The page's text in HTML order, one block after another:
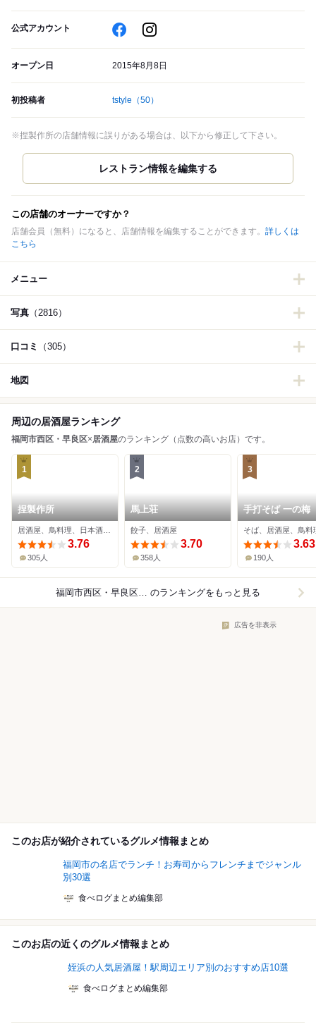
公式アカウント
オープン日 2015年8月8日
初投稿者 tstyle （50）
※捏製作所の店舗情報に誤りがある場合は、以下から修正して下さい。
この店舗のオーナーですか？
店舗会員（無料）になると、店舗情報を編集することができます。 詳しくは
こちら
メニュー
写真 （2816）
口コミ （305）
地図
周辺の居酒屋ランキング
福岡市西区・早良区×居酒屋のランキング（点数の高いお店）です。
1
捏製作所
3.76
305人
2
馬上荘
餃子、居酒屋
3.70
358人
3
手打そば 一の梅
そば、居酒屋、鳥料
3.63
190人
福岡市西区・早良区×居酒屋 のランキングをもっと見る
広告を非表示
このお店が紹介されているグルメ情報まとめ
福岡市の名店でランチ！お寿司からフレンチまでジャンル
別30選
食べログまとめ編集部
このお店の近くのグルメ情報まとめ
姪浜の人気居酒屋！駅周辺エリア別のおすすめ店10選
食べログまとめ編集部